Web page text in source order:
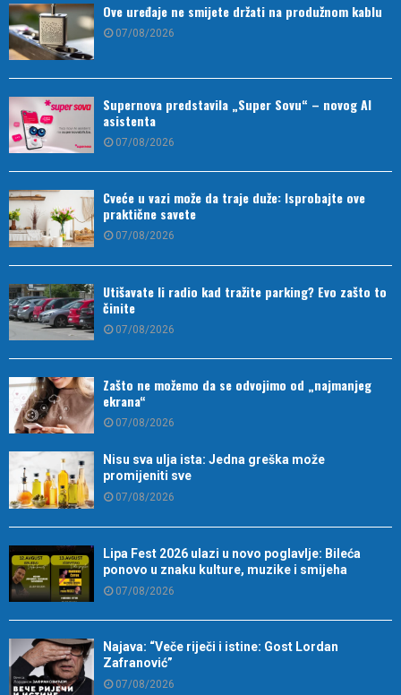
Ove uređaje ne smijete držati na produžnom kablu
07/08/2026
Supernova predstavila „Super Sovu“ – novog AI
asistenta
07/08/2026
Cveće u vazi može da traje duže: Isprobajte ove
praktične savete
07/08/2026
Utišavate li radio kad tražite parking? Evo zašto to
činite
07/08/2026
Zašto ne možemo da se odvojimo od „najmanjeg
ekrana“
07/08/2026
Nisu sva ulja ista: Jedna greška može
promijeniti sve
07/08/2026
Lipa Fest 2026 ulazi u novo poglavlje: Bileća
ponovo u znaku kulture, muzike i smijeha
07/08/2026
Najava: “Veče riječi i istine: Gost Lordan
Zafranović”
07/08/2026